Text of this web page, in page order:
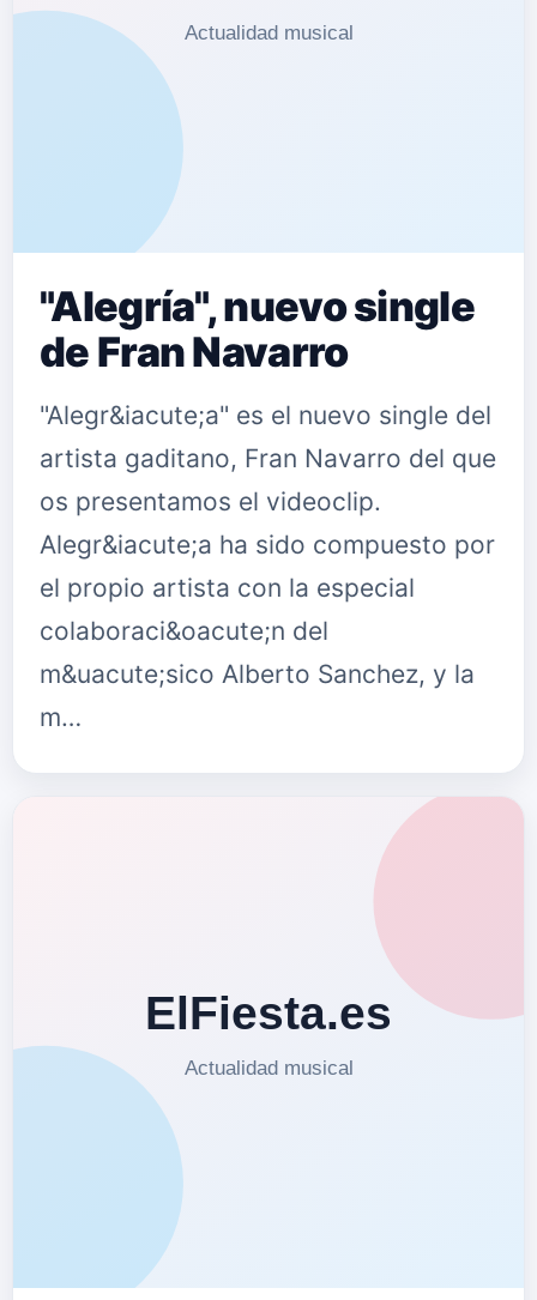
"Alegría", nuevo single
de Fran Navarro
"Alegr&iacute;a" es el nuevo single del
artista gaditano, Fran Navarro del que
os presentamos el videoclip.
Alegr&iacute;a ha sido compuesto por
el propio artista con la especial
colaboraci&oacute;n del
m&uacute;sico Alberto Sanchez, y la
m…